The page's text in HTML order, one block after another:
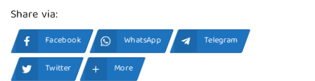
Share via:
Facebook WhatsApp
Telegram
Twitter
More